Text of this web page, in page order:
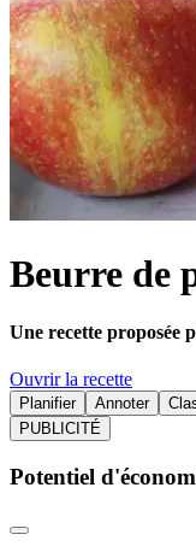
Beurre de
Une recette proposée
Ouvrir la recette
Planifier Annoter
PUBLICITÉ
Potentiel